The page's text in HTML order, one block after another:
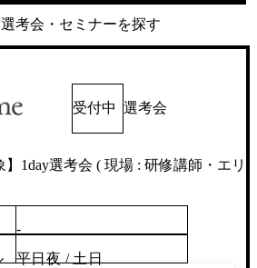
考会・セミナーを探す
受付中 選考会
】1day選考会 ( 現場 : 研修講師・エリ
-
平日夜 / 土日